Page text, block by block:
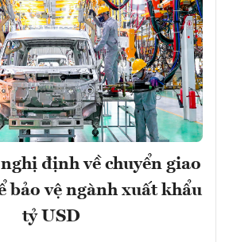
định về chuyển giao
bảo vệ ngành xuất khẩu
tỷ USD